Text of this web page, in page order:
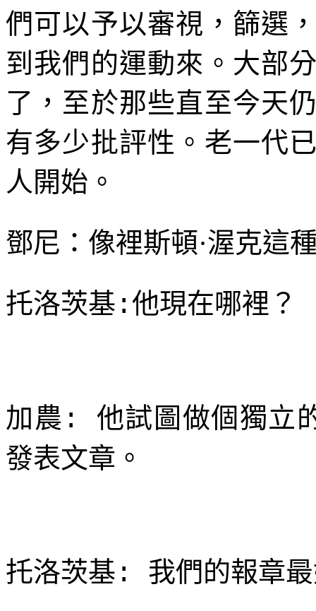
們可以予以審視，篩選
到我們的運動來。大部
了，至於那些直至今天
有多少批評性。老一代
人開始。
鄧尼：像裡斯頓·渥克這
托洛茨基 : 他現在哪裡？
加農 : 他試圖做個獨立
發表文章。
托洛茨基 : 我們的報章